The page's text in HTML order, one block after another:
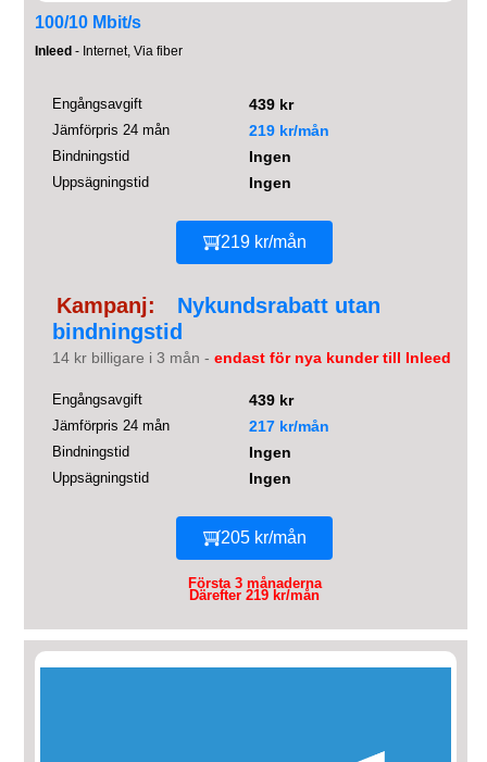
100/10 Mbit/s
Inleed - Internet, Via fiber
Engångsavgift 439 kr
Jämförpris 24 mån 219 kr/mån
Bindningstid Ingen
Uppsägningstid Ingen
219 kr/mån
Kampanj:
Nykundsrabatt utan
bindningstid
14 kr billigare i 3 mån - endast för nya kunder till Inleed
Engångsavgift 439 kr
Jämförpris 24 mån 217 kr/mån
Bindningstid Ingen
Uppsägningstid Ingen
205 kr/mån
Första 3 månaderna
Därefter 219 kr/mån